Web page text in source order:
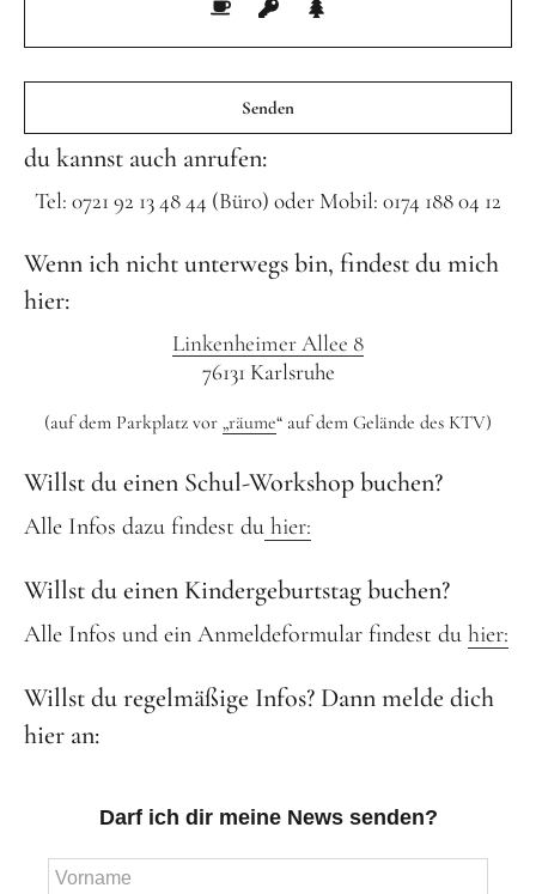
Werde Klimabotschafter:in
Groß & Klein-Kochworkshop
Kindergeburtstag im KiKoMo
Mitmachen
FSJ/BFD/FÖJ
Schenk ein Lächeln, statt ein Geschenk!
Kontakt
Newsletter
Instagram YouTubeCookie-
Richtlinie
Bitte
dieses
Feld
du kannst auch anrufen:
Tel: 0721 92 13 48 44 (Büro) oder Mobil: 0174 188 04 12
Wenn ich nicht unterwegs bin, findest du mich
hier:
Linkenheimer Allee 8
76131 Karlsruhe
(auf dem Parkplatz vor „räume“ auf dem Gelände des KTV)
Willst du einen Schul-Workshop buchen?
Alle Infos dazu findest du hier:
Willst du einen Kindergeburtstag buchen?
Alle Infos und ein Anmeldeformular findest du hier:
Willst du regelmäßige Infos? Dann melde dich
hier an:
Darf ich dir meine News senden?